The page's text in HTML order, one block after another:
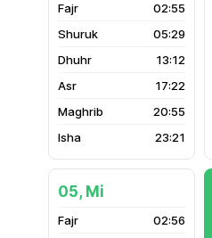
02:55
05:29
13:12
17:22
20:55
23:21
05, Mi
02:56